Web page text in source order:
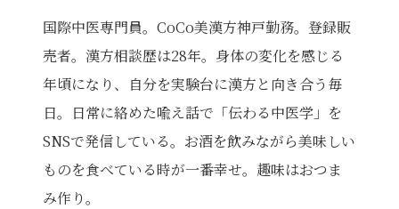
国際中医専門員。CoCo美漢方神戸勤務。登録販
売者。漢方相談歴は28年。身体の変化を感じる
年頃になり、自分を実験台に漢方と向き合う毎
日。日常に絡めた喩え話で「伝わる中医学」を
SNSで発信している。お酒を飲みながら美味しい
ものを食べている時が一番幸せ。趣味はおつま
み作り。